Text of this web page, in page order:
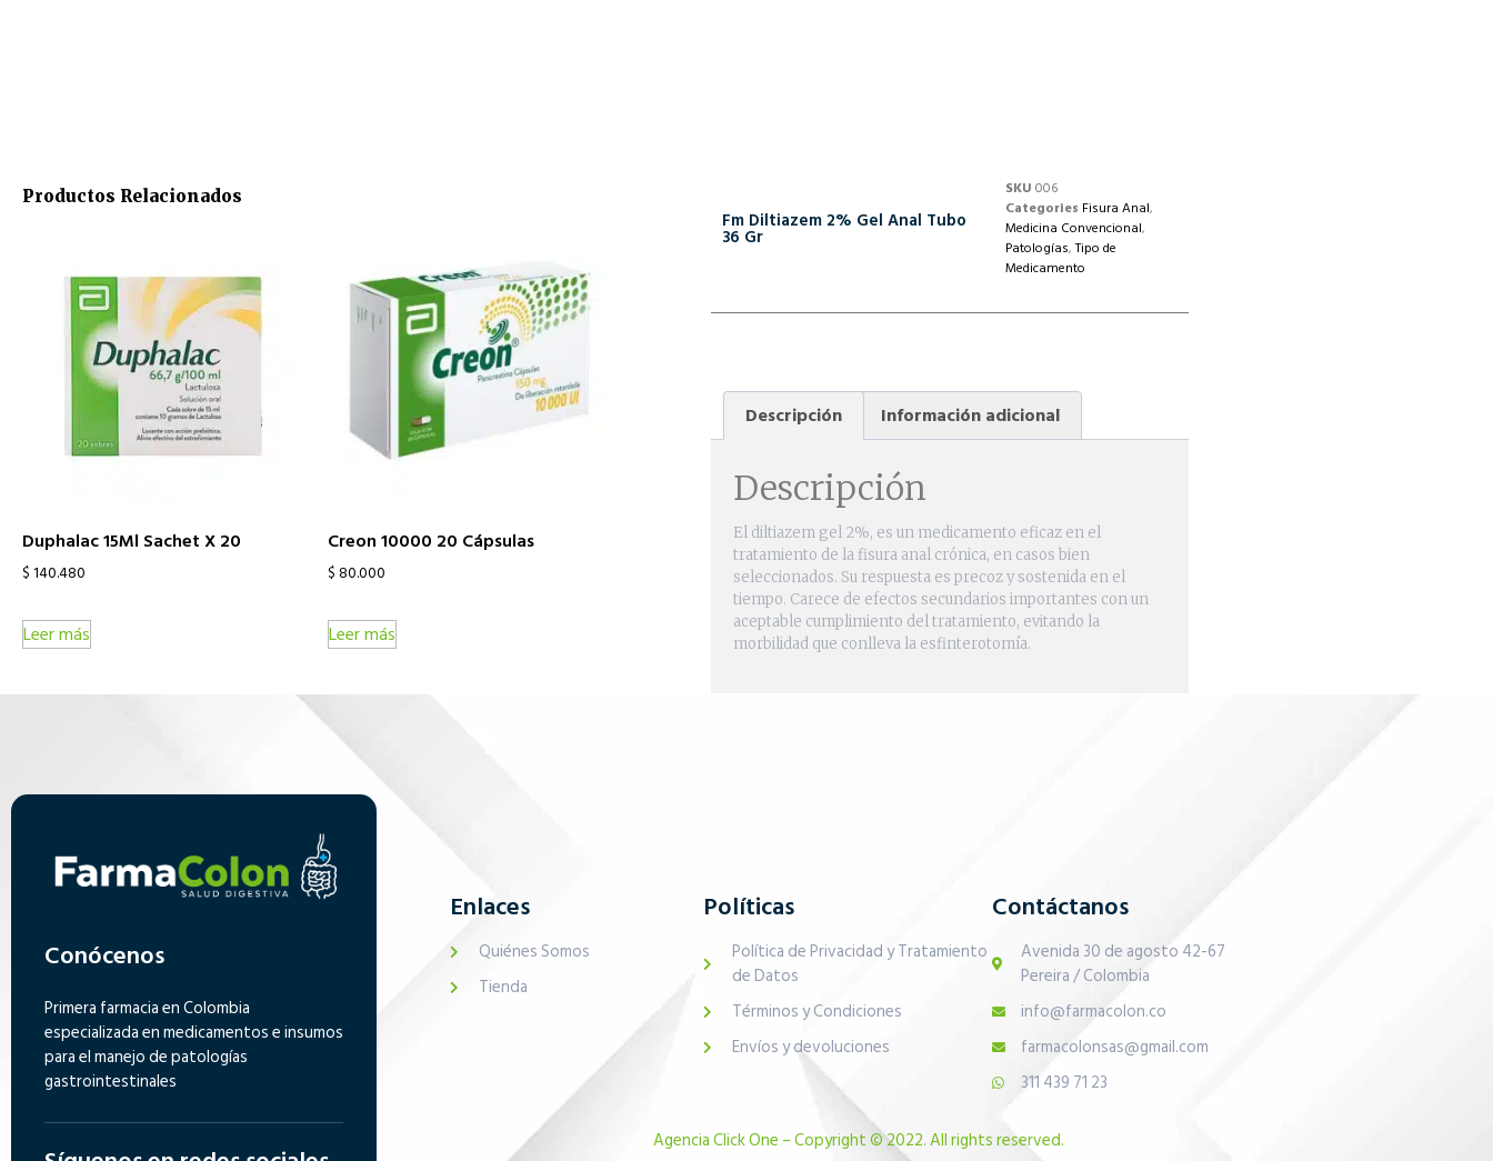
Productos Relacionados
Duphalac 15Ml Sachet X 20
$140.480
Leer más
Creon 10000 20 Cápsulas
$80.000
Leer más
Fm Diltiazem 2% Gel Anal Tubo
36 Gr
SKU 006
Categories Fisura Anal,
Medicina Convencional,
Patologías,Tipo de
Medicamento
Descripción Información adicional
Descripción
El diltiazem gel 2%, es un medicamento eficaz en el
tratamiento de la fisura anal crónica, en casos bien
seleccionados. Su respuesta es precoz y sostenida en el
tiempo. Carece de efectos secundarios importantes con un
aceptable cumplimiento del tratamiento, evitando la
morbilidad que conlleva la esfinterotomía.
Conócenos
Primera farmacia en Colombia
especializada en medicamentos e insumos
para el manejo de patologías
gastrointestinales
Enlaces
Quiénes Somos
Tienda
Políticas
Política de Privacidad y Tratamiento
de Datos
Términos y Condiciones
Envíos y devoluciones
Contáctanos
Avenida 30 de agosto 42-67
Pereira / Colombia
info@farmacolon.co
farmacolonsas@gmail.com
311 439 71 23
Agencia Click One – Copyright © 2022. All rights reserved.